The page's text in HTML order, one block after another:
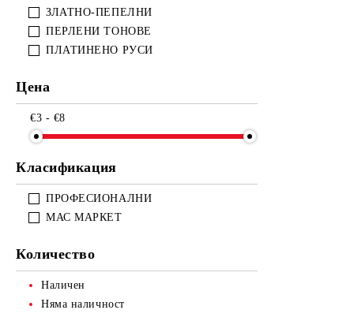
ЗЛАТНО-ПЕПЕЛНИ
ПЕРЛЕНИ ТОНОВЕ
ПЛАТИНЕНО РУСИ
Цена
€3 - €8
Класификация
ПРОФЕСИОНАЛНИ
МАС МАРКЕТ
Количество
Наличен
Няма наличност